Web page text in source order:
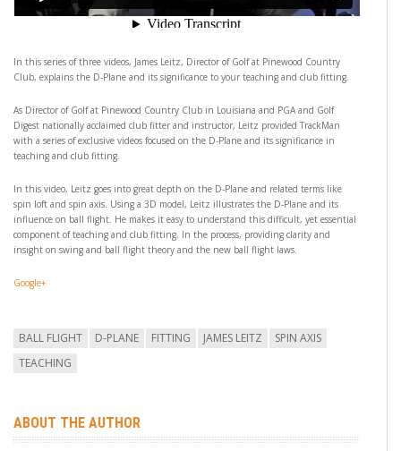
In this series of three videos, James Leitz, Director of Golf at Pinewood Country
Club, explains the D-Plane and its significance to your teaching and club fitting.
As Director of Golf at Pinewood Country Club in Louisiana and PGA and Golf
Digest nationally acclaimed club fitter and instructor, Leitz provided TrackMan
with a series of exclusive videos focused on the D-Plane and its significance in
teaching and club fitting.
In this video, Leitz goes into great depth on the D-Plane and related terms like
spin loft and spin axis. Using a 3D model, Leitz illustrates the D-Plane and its
influence on ball flight. He makes it easy to understand this difficult, yet essential
component of teaching and club fitting. In the process, providing clarity and
insight on swing and ball flight theory and the new ball flight laws.
Google+
BALL FLIGHT D-PLANE FITTING JAMES LEITZ
SPIN AXIS
TEACHING
ABOUT THE AUTHOR